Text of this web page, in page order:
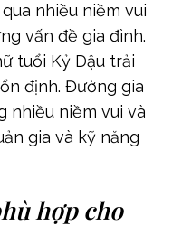
nhiều niềm vui
vấn đề gia đình.
tuổi Kỷ Dậu trải
định. Đường gia
nhiều niềm vui và
gia và kỹ năng
hợp cho